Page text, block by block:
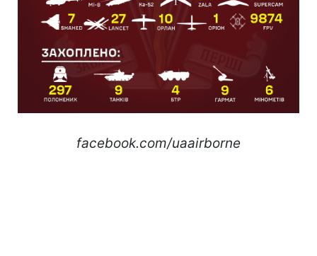
facebook.com/uaairborne